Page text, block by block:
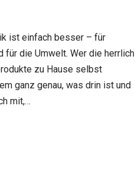
ist einfach besser – für
für die Umwelt. Wer die herrlich
zu Hause selbst
ganz genau, was drin ist und
mit,…